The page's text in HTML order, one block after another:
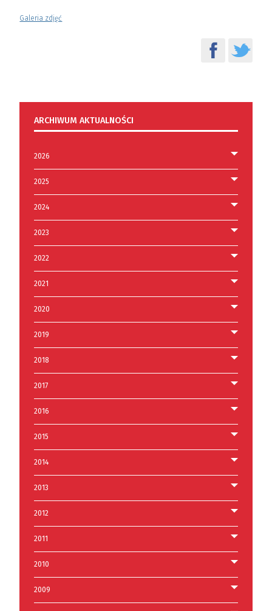
Galeria zdjęć
ARCHIWUM AKTUALNOŚCI
2026
2025
2024
2023
2022
2021
2020
2019
2018
2017
2016
2015
2014
2013
2012
2011
2010
2009